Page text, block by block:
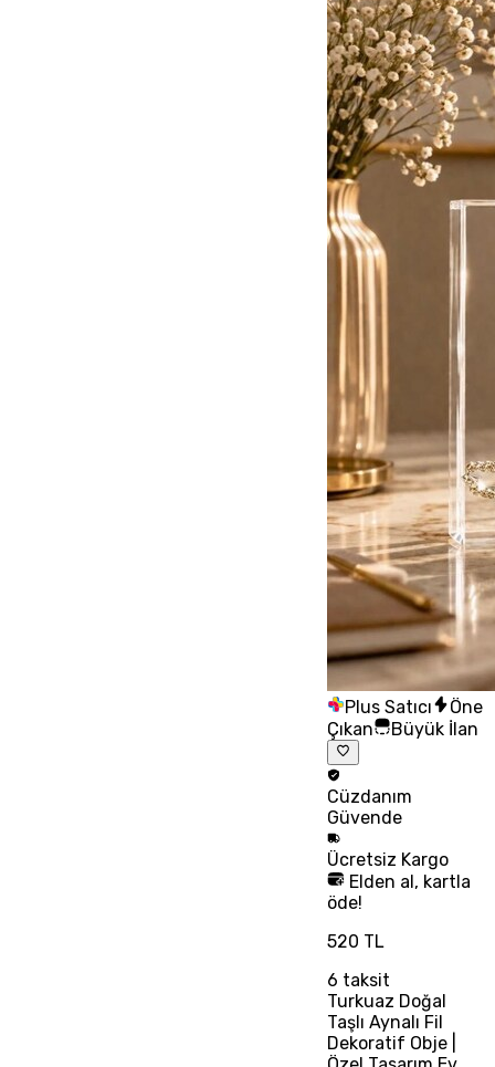
Plus Satıcı
Öne
Çıkan
Büyük İlan
Cüzdanım
Güvende
Ücretsiz Kargo
Elden al, kartla
öde!
520 TL
6 taksit
Turkuaz Doğal
Taşlı Aynalı Fil
Dekoratif Obje |